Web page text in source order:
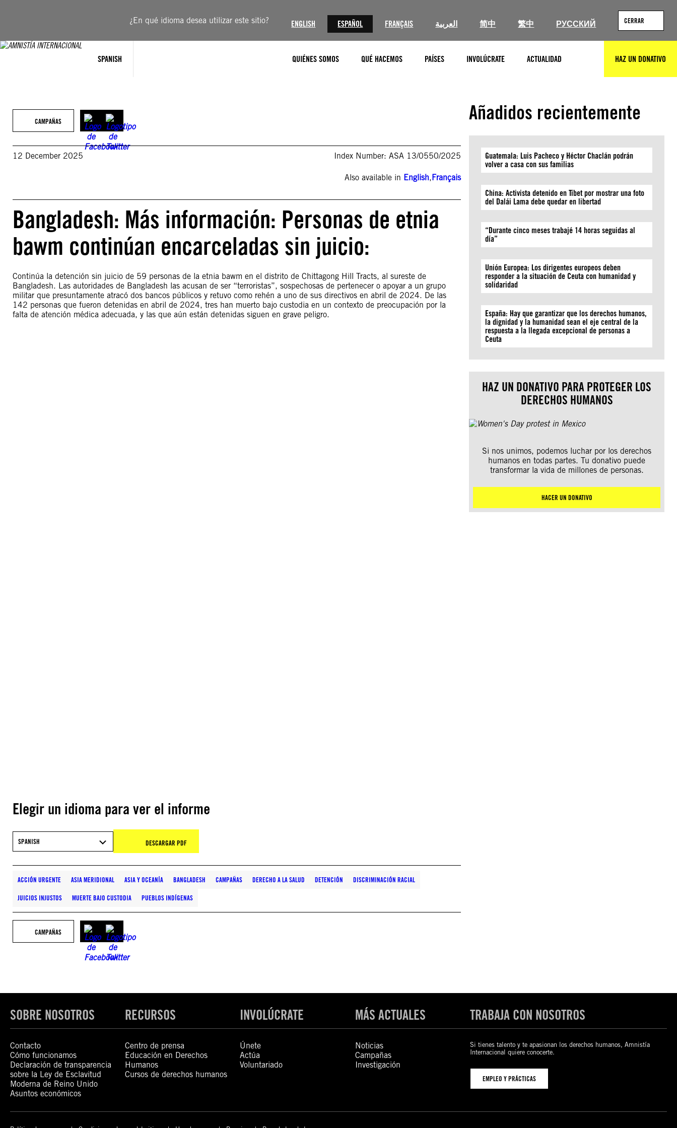
¿En qué idioma desea utilizar este sitio? ENGLISH ESPAÑOL FRANÇAIS العربية 简中 繁中 РУССКИЙ CERRAR
SPANISH QUIÉNES SOMOS QUÉ HACEMOS PAÍSES INVOLÚCRATE ACTUALIDAD HAZ UN DONATIVO
CAMPAÑAS
12 December 2025 Index Number: ASA 13/0550/2025
Also available in English,Français
Bangladesh: Más información: Personas de etnia
bawm continúan encarceladas sin juicio:
Continúa la detención sin juicio de 59 personas de la etnia bawm en el distrito de Chittagong Hill Tracts, al sureste de
Bangladesh. Las autoridades de Bangladesh las acusan de ser “terroristas”, sospechosas de pertenecer o apoyar a un grupo
militar que presuntamente atracó dos bancos públicos y retuvo como rehén a uno de sus directivos en abril de 2024. De las
142 personas que fueron detenidas en abril de 2024, tres han muerto bajo custodia en un contexto de preocupación por la
falta de atención médica adecuada, y las que aún están detenidas siguen en grave peligro.
Elegir un idioma para ver el informe
SPANISH DESCARGAR PDF
ACCIÓN URGENTE ASIA MERIDIONAL ASIA Y OCEANÍA BANGLADESH CAMPAÑAS DERECHO A LA SALUD DETENCIÓN DISCRIMINACIÓN RACIAL
JUICIOS INJUSTOS MUERTE BAJO CUSTODIA PUEBLOS INDÍGENAS
CAMPAÑAS
Añadidos recientemente
Guatemala: Luis Pacheco y Héctor Chaclán podrán
volver a casa con sus familias
China: Activista detenido en Tíbet por mostrar una foto
del Dalái Lama debe quedar en libertad
“Durante cinco meses trabajé 14 horas seguidas al
día”
Unión Europea: Los dirigentes europeos deben
responder a la situación de Ceuta con humanidad y
solidaridad
España: Hay que garantizar que los derechos humanos,
la dignidad y la humanidad sean el eje central de la
respuesta a la llegada excepcional de personas a
Ceuta
HAZ UN DONATIVO PARA PROTEGER LOS
DERECHOS HUMANOS
Si nos unimos, podemos luchar por los derechos
humanos en todas partes. Tu donativo puede
transformar la vida de millones de personas.
HACER UN DONATIVO
SOBRE NOSOTROS
Contacto
Cómo funcionamos
Declaración de transparencia
sobre la Ley de Esclavitud
Moderna de Reino Unido
Asuntos económicos
RECURSOS
Centro de prensa
Educación en Derechos
Humanos
Cursos de derechos humanos
INVOLÚCRATE
Únete
Actúa
Voluntariado
MÁS ACTUALES
Noticias
Campañas
Investigación
TRABAJA CON NOSOTROS
Si tienes talento y te apasionan los derechos humanos, Amnistía
Internacional quiere conocerte.
EMPLEO Y PRÁCTICAS